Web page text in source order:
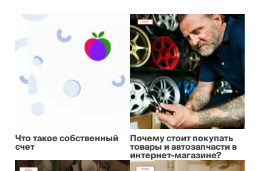
Что такое собственный
счет
Почему стоит покупать
товары и автозапчасти в
интернет-магазине?